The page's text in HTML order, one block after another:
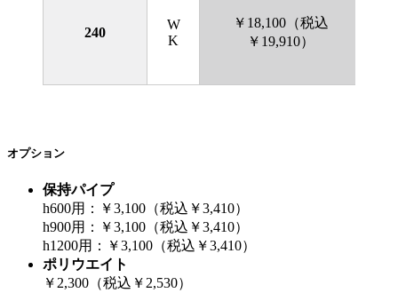
240
W
K
￥18,100（税込
￥19,910）
オプション
保持パイプ
h600用：￥3,100（税込￥3,410）
h900用：￥3,100（税込￥3,410）
h1200用：￥3,100（税込￥3,410）
ポリウエイト
￥2,300（税込￥2,530）